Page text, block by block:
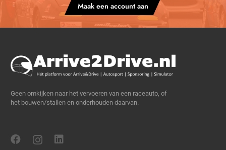
Maak een account aan
Geen omkijken naar het vervoeren van een raceauto, of
het bouwen/stallen en onderhouden daarvan.